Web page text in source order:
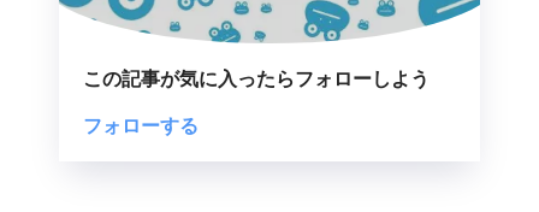
この記事が気に入ったらフォローしよう